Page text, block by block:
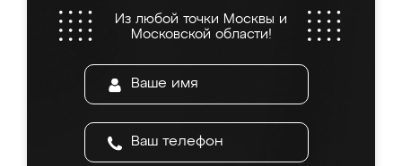
Из любой точки Москвы и
Московской области!